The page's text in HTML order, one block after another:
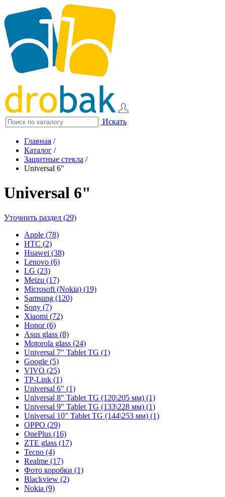
Искать
Главная /
Каталог /
Защитные стекла /
Universal 6"
Universal 6"
Уточнить раздел (29)
Apple (78)
HTC (2)
Huawei (38)
Lenovo (6)
LG (23)
Meizu (17)
Microsoft (Nokia) (19)
Samsung (120)
Sony (7)
Xiaomi (72)
Honor (6)
Asus glass (8)
Motorola glass (24)
Universal 7" Tablet TG (1)
Google (5)
VIVO (25)
TP-Link (1)
Universal 6" (1)
Universal 8" Tablet TG (120\205 мм) (1)
Universal 9" Tablet TG (133\228 мм) (1)
Universal 10" Tablet TG (144\253 мм) (1)
OPPO (29)
OnePlus (16)
ZTE glass (17)
Tecno (4)
Realme (17)
Фото коробки (1)
Blackview (2)
Nokia (9)